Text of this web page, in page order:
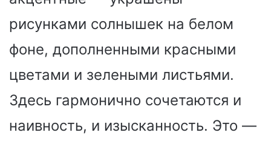
рисунками солнышек на белом
фоне, дополненными красными
цветами и зелеными листьями.
Здесь гармонично сочетаются и
наивность, и изысканность. Это —